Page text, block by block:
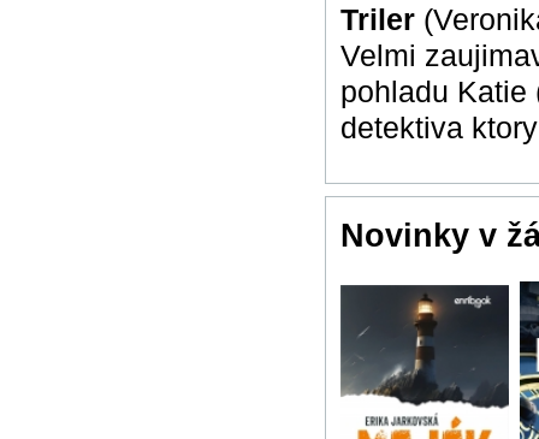
Triler
Velmi
pohladu Katie
detektiva
Novinky v